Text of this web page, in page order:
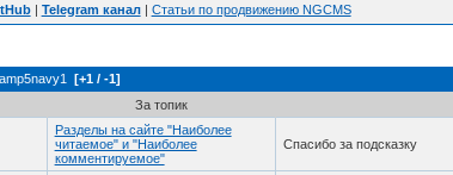
| Telegram канал| Статьи по продвижению NGCMS
[+1 / -1]
За топик
Разделы на сайте "Наиболее
читаемое" и "Наиболее
комментируемое"
Спасибо за подсказку